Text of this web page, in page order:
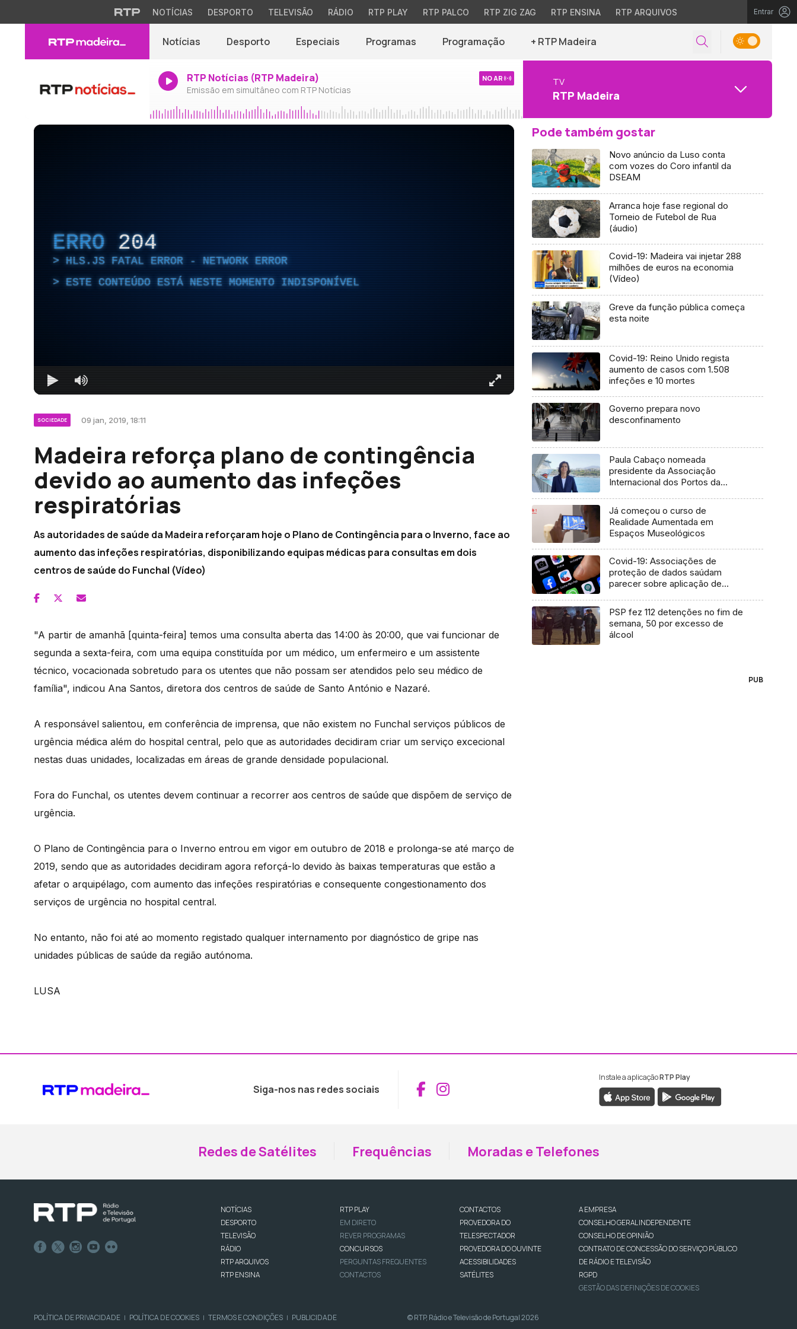
NOTÍCIAS DESPORTO TELEVISÃO RÁDIO RTP PLAY RTP PALCO RTP ZIG ZAG RTP ENSINA RTP ARQUIVOS Entrar
Notícias Desporto Especiais Programas Programação + RTP Madeira
RTP Notícias (RTP Madeira)
Emissão em simultâneo com RTP Notícias
NO AR TV
RTP Madeira
ERRO 204
HLS.JS FATAL ERROR - NETWORK ERROR
ESTE CONTEÚDO ESTÁ NESTE MOMENTO INDISPONÍVEL
SOCIEDADE 09 jan, 2019, 18:11
Madeira reforça plano de contingência
devido ao aumento das infeções
respiratórias
As autoridades de saúde da Madeira reforçaram hoje o Plano de Contingência para o Inverno, face ao
aumento das infeções respiratórias, disponibilizando equipas médicas para consultas em dois
centros de saúde do Funchal (Vídeo)
"A partir de amanhã [quinta-feira] temos uma consulta aberta das 14:00 às 20:00, que vai funcionar de
segunda a sexta-feira, com uma equipa constituída por um médico, um enfermeiro e um assistente
técnico, vocacionada sobretudo para os utentes que não possam ser atendidos pelo seu médico de
família", indicou Ana Santos, diretora dos centros de saúde de Santo António e Nazaré.
A responsável salientou, em conferência de imprensa, que não existem no Funchal serviços públicos de
urgência médica além do hospital central, pelo que as autoridades decidiram criar um serviço excecional
nestas duas unidades, localizadas em áreas de grande densidade populacional.
Fora do Funchal, os utentes devem continuar a recorrer aos centros de saúde que dispõem de serviço de
urgência.
O Plano de Contingência para o Inverno entrou em vigor em outubro de 2018 e prolonga-se até março de
2019, sendo que as autoridades decidiram agora reforçá-lo devido às baixas temperaturas que estão a
afetar o arquipélago, com aumento das infeções respiratórias e consequente congestionamento dos
serviços de urgência no hospital central.
No entanto, não foi até ao momento registado qualquer internamento por diagnóstico de gripe nas
unidades públicas de saúde da região autónoma.
LUSA
Pode também gostar
Novo anúncio da Luso conta
com vozes do Coro infantil da
DSEAM
Arranca hoje fase regional do
Torneio de Futebol de Rua
(áudio)
Covid-19: Madeira vai injetar 288
milhões de euros na economia
(Vídeo)
Greve da função pública começa
esta noite
Covid-19: Reino Unido regista
aumento de casos com 1.508
infeções e 10 mortes
Governo prepara novo
desconfinamento
Paula Cabaço nomeada
presidente da Associação
Internacional dos Portos da
Já começou o curso de
Realidade Aumentada em
Espaços Museológicos
Covid-19: Associações de
proteção de dados saúdam
parecer sobre aplicação de
PSP fez 112 detenções no fim de
semana, 50 por excesso de
álcool
PUB
Siga-nos nas redes sociais Aceder ao Facebook da RTP Madeira
Aceder ao Instagram da RTP Madeira
Instale a aplicaçãoRTP Play
Redes de Satélites Frequências Moradas e Telefones
NOTÍCIAS
DESPORTO
TELEVISÃO
RÁDIO
RTP ARQUIVOS
RTP ENSINA
RTP PLAY
EM DIRETO
REVER PROGRAMAS
CONCURSOS
PERGUNTAS FREQUENTES
CONTACTOS
CONTACTOS
PROVEDORA DO
TELESPECTADOR
PROVEDORA DO OUVINTE
ACESSIBILIDADES
SATÉLITES
A EMPRESA
CONSELHO GERAL INDEPENDENTE
CONSELHO DE OPINIÃO
CONTRATO DE CONCESSÃO DO SERVIÇO PÚBLICO
DE RÁDIO E TELEVISÃO
RGPD
GESTÃO DAS DEFINIÇÕES DE COOKIES
POLÍTICA DE PRIVACIDADE | POLÍTICA DE COOKIES | TERMOS E CONDIÇÕES | PUBLICIDADE © RTP, Rádio e Televisão de Portugal 2026